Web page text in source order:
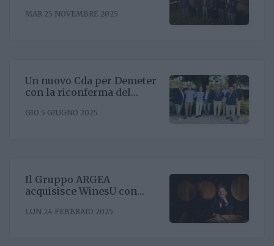
MAR 25 NOVEMBRE 2025
Un nuovo Cda per Demeter
con la riconferma del
GIO 5 GIUGNO 2025
Il Gruppo ARGEA
acquisisce WinesU con
posizionamento negli Stati
LUN 24 FEBBRAIO 2025